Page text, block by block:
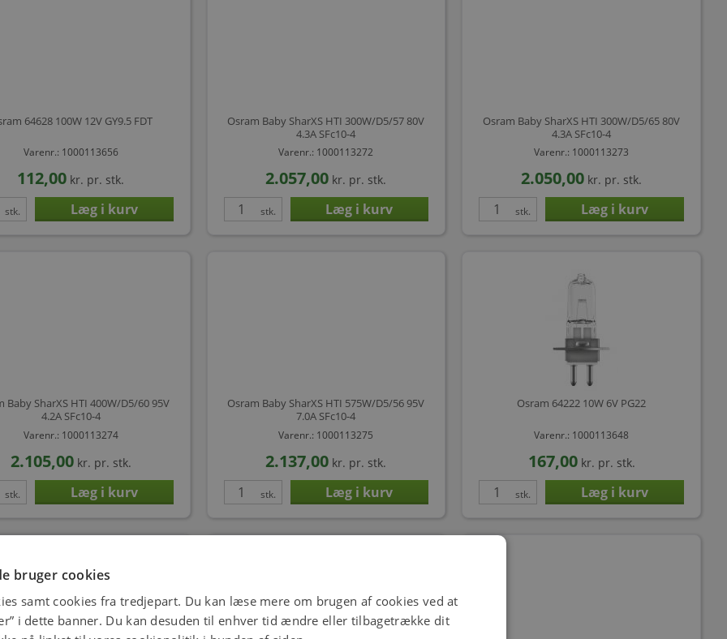
64628 100W 12V GY9.5 FDT
Varenr.: 1000113656
112,00 kr. pr. stk.
stk.
Osram Baby SharXS HTI 300W/D5/57 80V
4.3A SFc10-4
Varenr.: 1000113272
2.057,00 kr. pr. stk.
stk.
Osram Baby SharXS HTI 300W/D5/65 80V
4.3A SFc10-4
Varenr.: 1000113273
2.050,00 kr. pr. stk.
stk.
Baby SharXS HTI 400W/D5/60 95V
4.2A SFc10-4
Varenr.: 1000113274
2.105,00 kr. pr. stk.
stk.
Osram Baby SharXS HTI 575W/D5/56 95V
7.0A SFc10-4
Varenr.: 1000113275
2.137,00 kr. pr. stk.
stk.
Osram 64222 10W 6V PG22
Varenr.: 1000113648
167,00 kr. pr. stk.
stk.
bruger cookies
samt cookies fra tredjepart. Du kan læse mere om brugen af cookies ved at
i dette banner. Du kan desuden til enhver tid ændre eller tilbagetrække dit